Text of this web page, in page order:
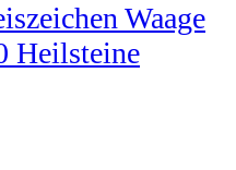
Waage
Heilsteine